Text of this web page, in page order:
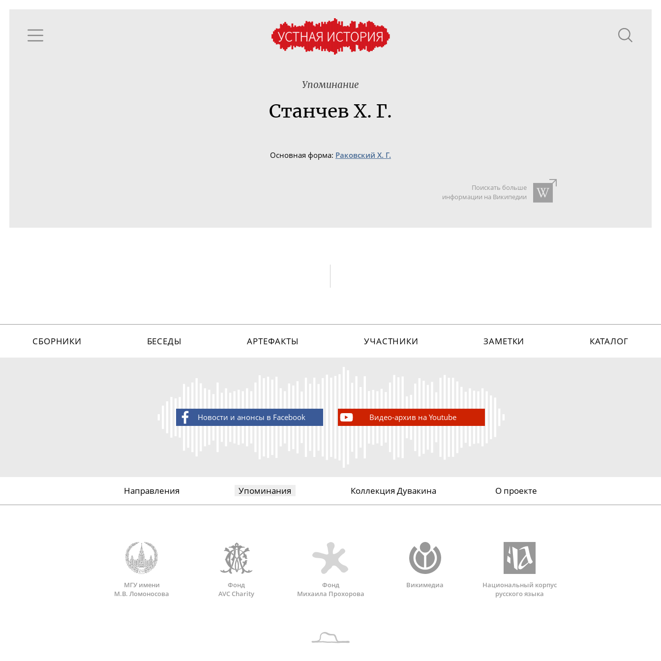
Упоминание
Станчев Х. Г.
Основная форма: Раковский Х. Г.
Поискать больше
информации на Википедии
СБОРНИКИ БЕСЕДЫ АРТЕФАКТЫ УЧАСТНИКИ ЗАМЕТКИ КАТАЛОГ
Новости и анонсы в Facebook Видео-архив на Youtube
Направления Упоминания Коллекция Дувакина О проекте
МГУ имени
М.В. Ломоносова
Фонд
AVC Charity
Фонд
Михаила Прохорова
Викимедиа
Национальный корпус
русского языка